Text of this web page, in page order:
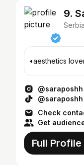
9.
Serbia
•aesthetics
@saraposhh
@saraposhh
Check
Get
Full Profile